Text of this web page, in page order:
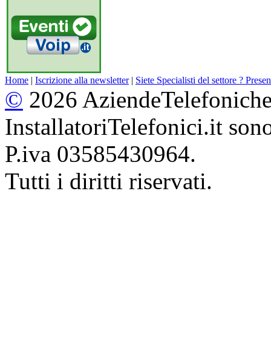
Home | Iscrizione alla newsletter| Siete Specialisti del settore ?
© 2026
InstallatoriTelefonici.it
P.iva 03585430964.
Tutti i diritti riservati.